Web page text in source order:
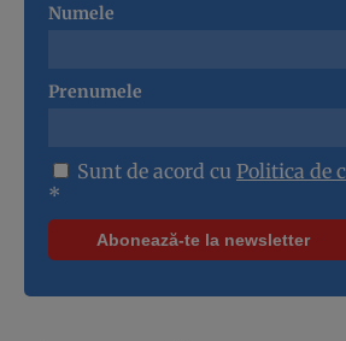
Numele
Prenumele
Sunt de acord cu Politica de
*